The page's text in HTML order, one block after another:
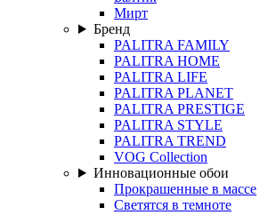
Мирт
Бренд
PALITRA FAMILY
PALITRA HOME
PALITRA LIFE
PALITRA PLANET
PALITRA PRESTIGE
PALITRA STYLE
PALITRA TREND
VOG Collection
Инновационные обои
Прокрашенные в массе
Светятся в темноте